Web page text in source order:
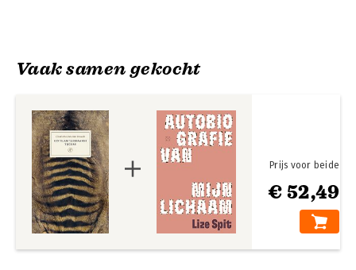
Vaak samen gekocht
€ 52,49
Prijs voor beide